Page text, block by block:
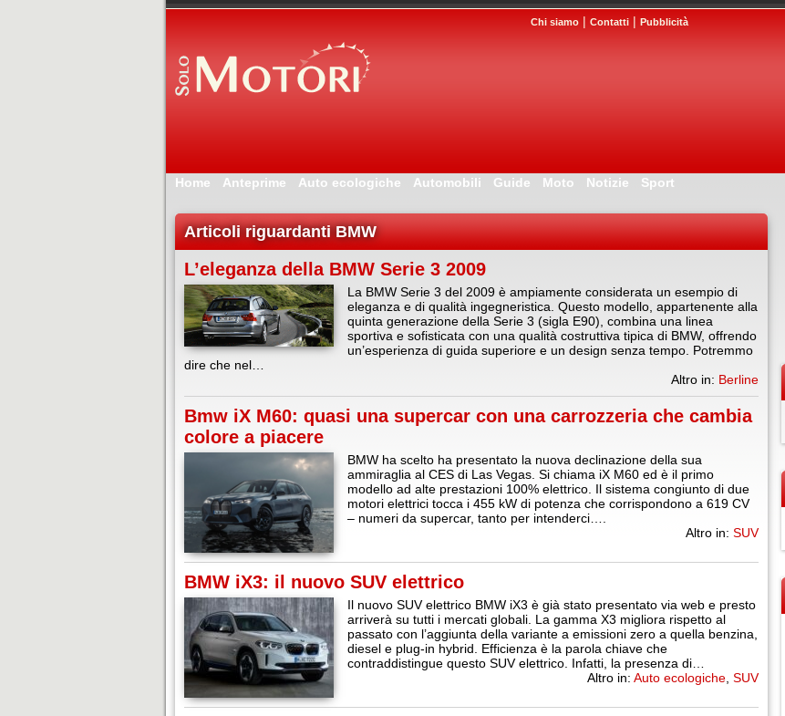
Chi siamo | Contatti | Pubblicità
Home Anteprime Auto ecologiche Automobili Guide Moto Notizie Sport
Articoli riguardanti BMW
L’eleganza della BMW Serie 3 2009
La BMW Serie 3 del 2009 è ampiamente considerata un esempio di
eleganza e di qualità ingegneristica. Questo modello, appartenente alla
quinta generazione della Serie 3 (sigla E90), combina una linea
sportiva e sofisticata con una qualità costruttiva tipica di BMW, offrendo
un’esperienza di guida superiore e un design senza tempo. Potremmo
dire che nel…
Altro in: Berline
Bmw iX M60: quasi una supercar con una carrozzeria che cambia
colore a piacere
BMW ha scelto ha presentato la nuova declinazione della sua
ammiraglia al CES di Las Vegas. Si chiama iX M60 ed è il primo
modello ad alte prestazioni 100% elettrico. Il sistema congiunto di due
motori elettrici tocca i 455 kW di potenza che corrispondono a 619 CV
– numeri da supercar, tanto per intenderci….
Altro in: SUV
BMW iX3: il nuovo SUV elettrico
Il nuovo SUV elettrico BMW iX3 è già stato presentato via web e presto
arriverà su tutti i mercati globali. La gamma X3 migliora rispetto al
passato con l’aggiunta della variante a emissioni zero a quella benzina,
diesel e plug-in hybrid. Efficienza è la parola chiave che
contraddistingue questo SUV elettrico. Infatti, la presenza di…
Altro in: Auto ecologiche SUV